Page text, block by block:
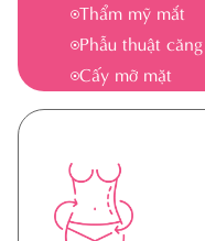
Thẩm mỹ mắt
Phẫu thuật
Cấy mỡ mặt
Tạo hình môi
Cắt mí
Nâng mũi Hàn
Chỉnh sửa mũi